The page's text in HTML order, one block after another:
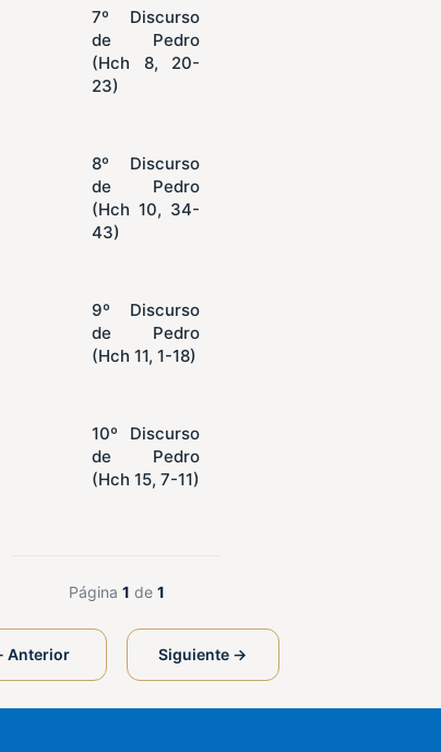
7º Discurso
de Pedro
(Hch 8, 20-
23)
8º Discurso
de Pedro
(Hch 10, 34-
43)
9º Discurso
de Pedro
(Hch 11, 1-18)
10º Discurso
de Pedro
(Hch 15, 7-11)
Anterior
Página 1 de 1
Siguiente →